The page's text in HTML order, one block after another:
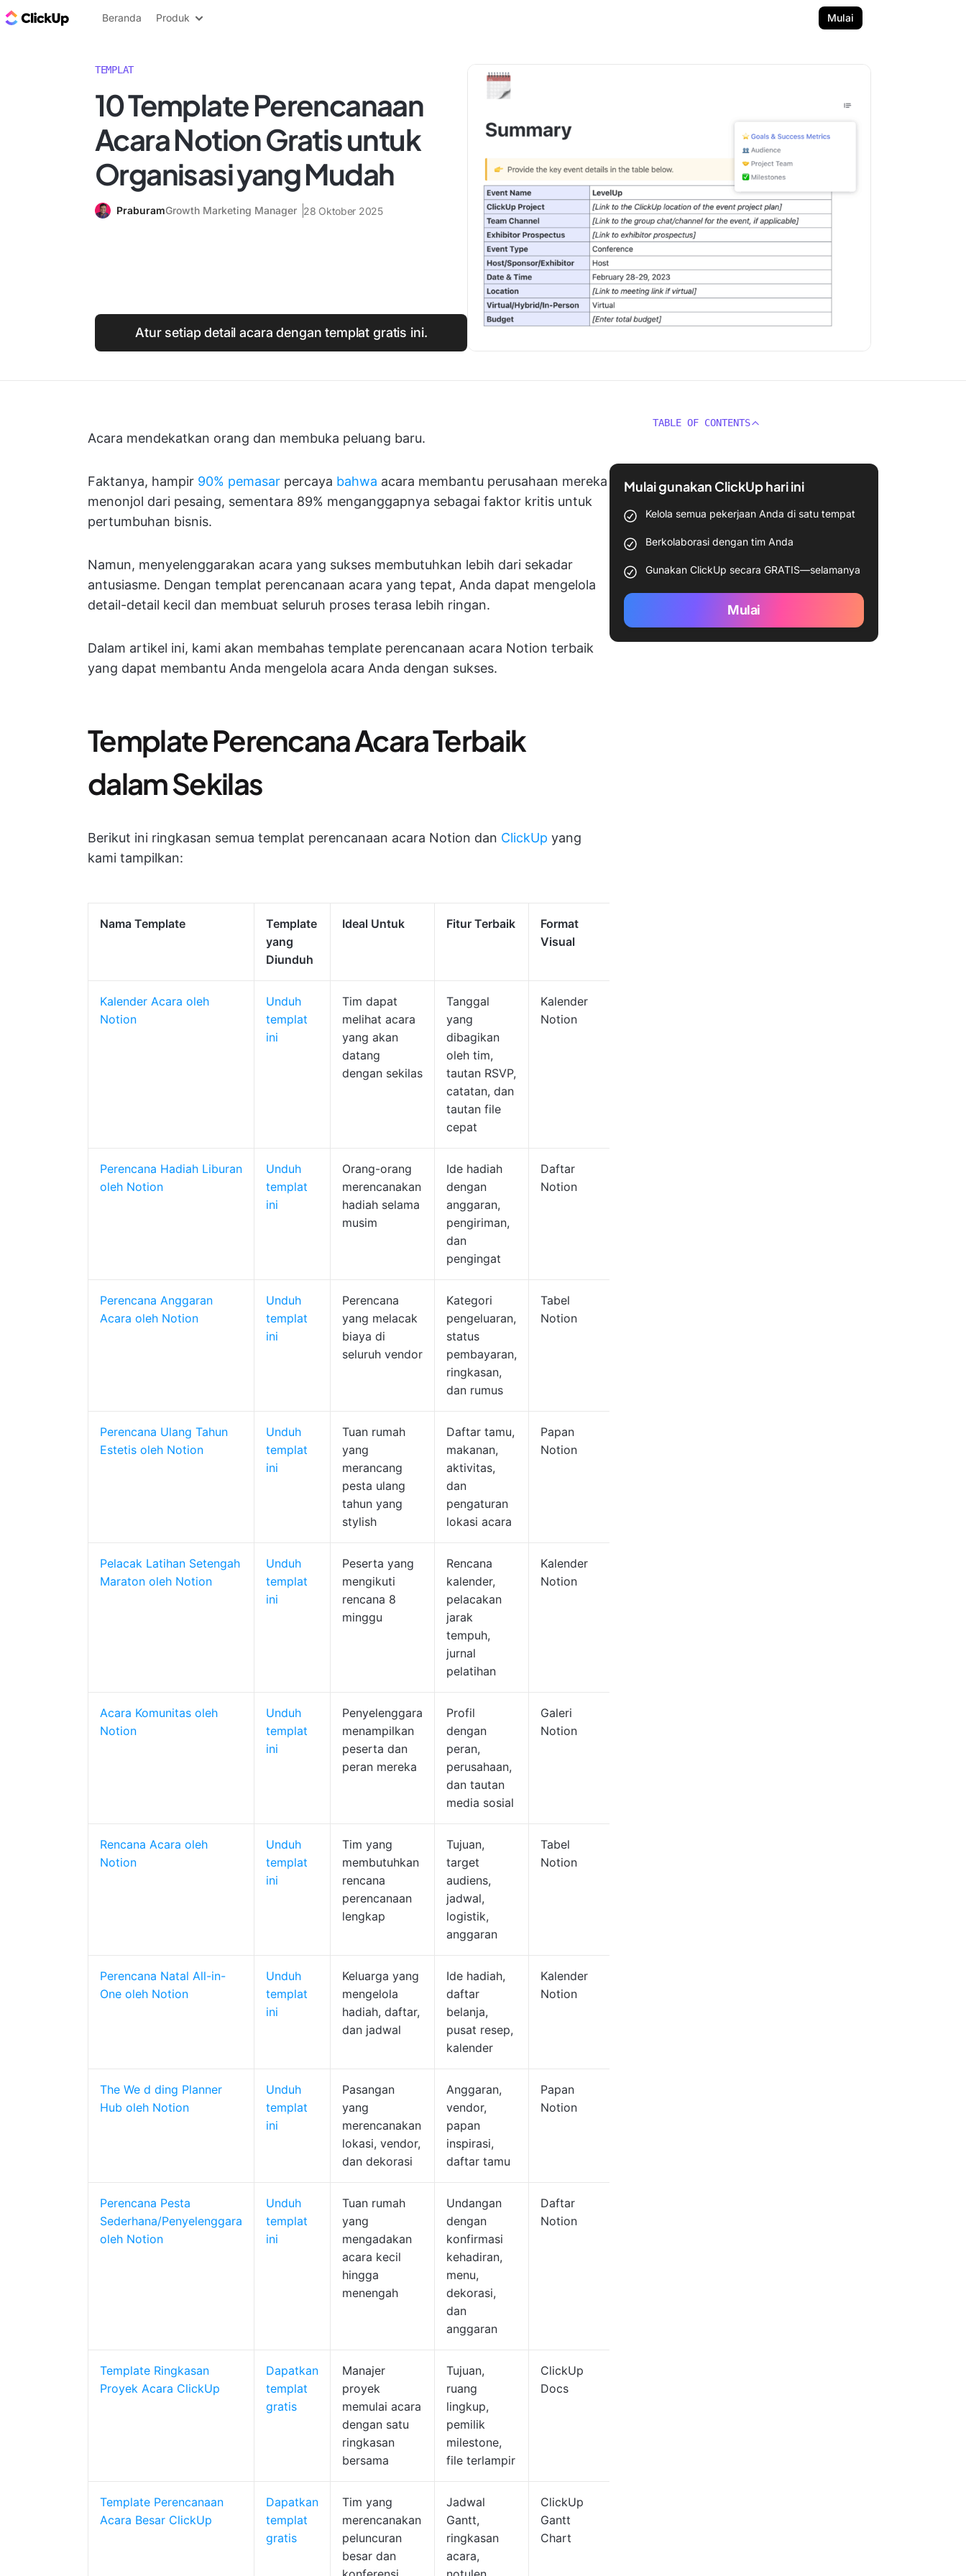
Blog ClickUp
Beranda Produk Mulai
TEMPLAT
10 Template Perencanaan
Acara Notion Gratis untuk
Organisasi yang Mudah
PraburamGrowth Marketing Manager 28 Oktober 2025
Atur setiap detail acara dengan templat gratis ini.
Acara mendekatkan orang dan membuka peluang baru.
Faktanya, hampir 90% pemasar percaya bahwa acara membantu perusahaan mereka
menonjol dari pesaing, sementara 89% menganggapnya sebagai faktor kritis untuk
pertumbuhan bisnis.
Namun, menyelenggarakan acara yang sukses membutuhkan lebih dari sekadar
antusiasme. Dengan templat perencanaan acara yang tepat, Anda dapat mengelola
detail-detail kecil dan membuat seluruh proses terasa lebih ringan.
Dalam artikel ini, kami akan membahas template perencanaan acara Notion terbaik
yang dapat membantu Anda mengelola acara Anda dengan sukses.
Template Perencana Acara Terbaik
dalam Sekilas
Berikut ini ringkasan semua templat perencanaan acara Notion dan ClickUp yang
kami tampilkan:
Nama Template
Template
yang
Diunduh
Ideal Untuk Fitur Terbaik
Format
Visual
Kalender Acara oleh
Notion
Unduh
templat
ini
Tim dapat
melihat acara
yang akan
datang
dengan sekilas
Tanggal
yang
dibagikan
oleh tim,
tautan RSVP,
catatan, dan
tautan file
cepat
Kalender
Notion
Perencana Hadiah Liburan
oleh Notion
Unduh
templat
ini
Orang-orang
merencanakan
hadiah selama
musim
Ide hadiah
dengan
anggaran,
pengiriman,
dan
pengingat
Daftar
Notion
Perencana Anggaran
Acara oleh Notion
Unduh
templat
ini
Perencana
yang melacak
biaya di
seluruh vendor
Kategori
pengeluaran,
status
pembayaran,
ringkasan,
dan rumus
Tabel
Notion
Perencana Ulang Tahun
Estetis oleh Notion
Unduh
templat
ini
Tuan rumah
yang
merancang
pesta ulang
tahun yang
stylish
Daftar tamu,
makanan,
aktivitas,
dan
pengaturan
lokasi acara
Papan
Notion
Pelacak Latihan Setengah
Maraton oleh Notion
Unduh
templat
ini
Peserta yang
mengikuti
rencana 8
minggu
Rencana
kalender,
pelacakan
jarak
tempuh,
jurnal
pelatihan
Kalender
Notion
Acara Komunitas oleh
Notion
Unduh
templat
ini
Penyelenggara
menampilkan
peserta dan
peran mereka
Profil
dengan
peran,
perusahaan,
dan tautan
media sosial
Galeri
Notion
Rencana Acara oleh
Notion
Unduh
templat
ini
Tim yang
membutuhkan
rencana
perencanaan
lengkap
Tujuan,
target
audiens,
jadwal,
logistik,
anggaran
Tabel
Notion
Perencana Natal All-in-
One oleh Notion
Unduh
templat
ini
Keluarga yang
mengelola
hadiah, daftar,
dan jadwal
Ide hadiah,
daftar
belanja,
pusat resep,
kalender
Kalender
Notion
The We d ding Planner
Hub oleh Notion
Unduh
templat
ini
Pasangan
yang
merencanakan
lokasi, vendor,
dan dekorasi
Anggaran,
vendor,
papan
inspirasi,
daftar tamu
Papan
Notion
Perencana Pesta
Sederhana/Penyelenggara
oleh Notion
Unduh
templat
ini
Tuan rumah
yang
mengadakan
acara kecil
hingga
menengah
Undangan
dengan
konfirmasi
kehadiran,
menu,
dekorasi,
dan
anggaran
Daftar
Notion
Template Ringkasan
Proyek Acara ClickUp
Dapatkan
templat
gratis
Manajer
proyek
memulai acara
dengan satu
ringkasan
bersama
Tujuan,
ruang
lingkup,
pemilik
milestone,
file terlampir
ClickUp
Docs
Template Perencanaan
Acara Besar ClickUp
Dapatkan
templat
gratis
Tim yang
merencanakan
peluncuran
besar dan
Jadwal
Gantt,
ringkasan
acara,
ClickUp
Gantt
Chart
TABLE OF CONTENTS
Mulai gunakan ClickUp hari ini
Kelola semua pekerjaan Anda di satu tempat
Berkolaborasi dengan tim Anda
Gunakan ClickUp secara GRATIS—selamanya
Mulai